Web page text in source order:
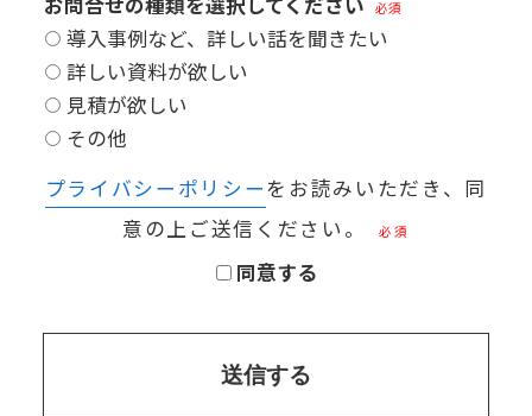
必須
導入事例など、詳しい話を聞きたい
詳しい資料が欲しい
見積が欲しい
その他
プライバシーポリシーをお読みいただき、同
意の上ご送信ください。
必須
同意する
送信する